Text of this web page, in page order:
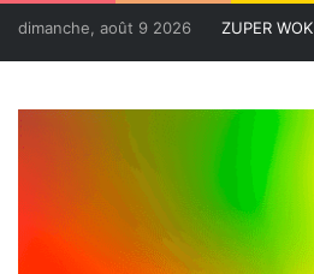
dimanche, août 9 2026 ZUPER WOK